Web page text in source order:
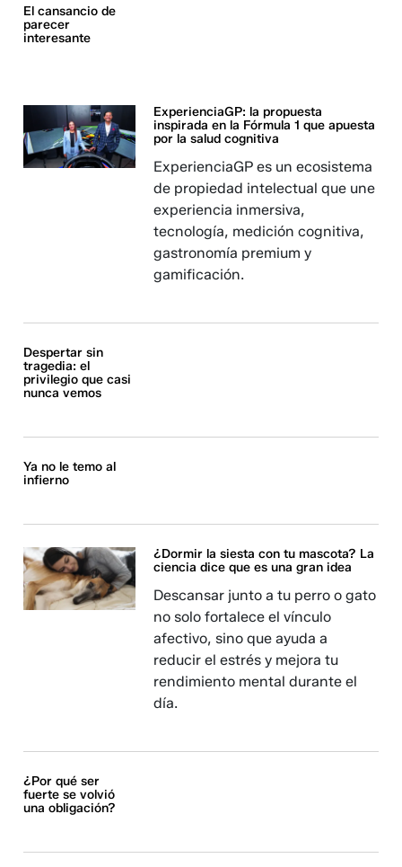
El cansancio de
parecer
interesante
ExperienciaGP: la propuesta
inspirada en la Fórmula 1 que apuesta
por la salud cognitiva
ExperienciaGP es un ecosistema
de propiedad intelectual que une
experiencia inmersiva,
tecnología, medición cognitiva,
gastronomía premium y
gamificación.
Despertar sin
tragedia: el
privilegio que casi
nunca vemos
Ya no le temo al
infierno
¿Dormir la siesta con tu mascota? La
ciencia dice que es una gran idea
Descansar junto a tu perro o gato
no solo fortalece el vínculo
afectivo, sino que ayuda a
reducir el estrés y mejora tu
rendimiento mental durante el
día.
¿Por qué ser
fuerte se volvió
una obligación?